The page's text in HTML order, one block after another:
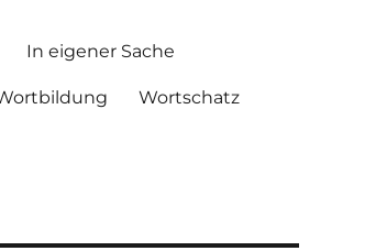
In eigener Sache
Wortschatz